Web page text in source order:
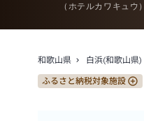
（ ホテルカワキュウ ）
和歌山県 白浜(和歌山県)
ふるさと納税対象施設